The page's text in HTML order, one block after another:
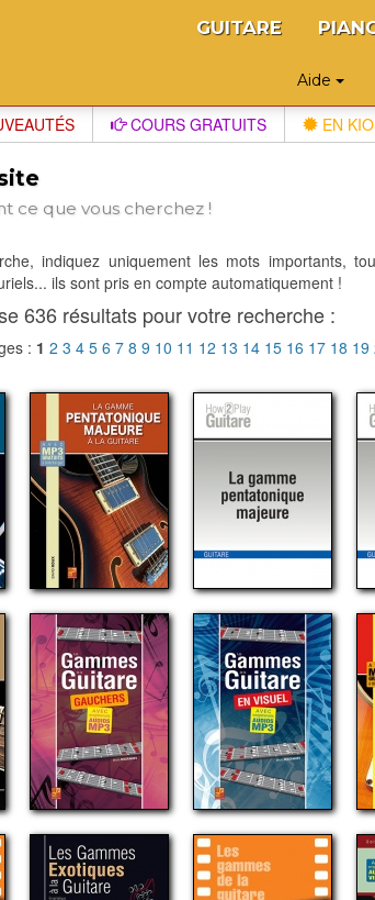
GUITARE
Aide
COURS GRATUITS EN
ce que vous cherchez !
indiquez uniquement les mots importants,
ils sont pris en compte automatiquement !
636 résultats pour votre recherche :
: 1 2 3 4 5 6 7 8 9 10 11 12 13 14 15 16 17 18 19